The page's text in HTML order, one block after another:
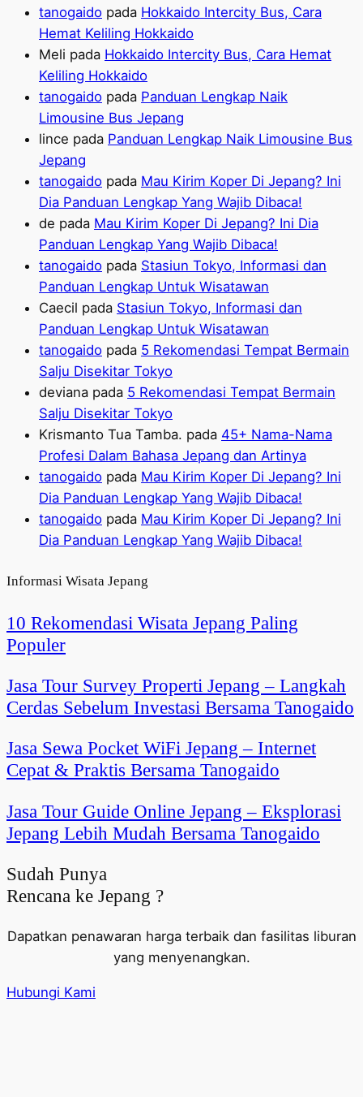
tanogaido pada Hokkaido Intercity Bus, Cara
Hemat Keliling Hokkaido
Meli pada Hokkaido Intercity Bus, Cara Hemat
Keliling Hokkaido
tanogaido pada Panduan Lengkap Naik
Limousine Bus Jepang
lince pada Panduan Lengkap Naik Limousine Bus
Jepang
tanogaido pada Mau Kirim Koper Di Jepang? Ini
Dia Panduan Lengkap Yang Wajib Dibaca!
de pada Mau Kirim Koper Di Jepang? Ini Dia
Panduan Lengkap Yang Wajib Dibaca!
tanogaido pada Stasiun Tokyo, Informasi dan
Panduan Lengkap Untuk Wisatawan
Caecil pada Stasiun Tokyo, Informasi dan
Panduan Lengkap Untuk Wisatawan
tanogaido pada 5 Rekomendasi Tempat Bermain
Salju Disekitar Tokyo
deviana pada 5 Rekomendasi Tempat Bermain
Salju Disekitar Tokyo
Krismanto Tua Tamba. pada 45+ Nama-Nama
Profesi Dalam Bahasa Jepang dan Artinya
tanogaido pada Mau Kirim Koper Di Jepang? Ini
Dia Panduan Lengkap Yang Wajib Dibaca!
tanogaido pada Mau Kirim Koper Di Jepang? Ini
Dia Panduan Lengkap Yang Wajib Dibaca!
Informasi Wisata Jepang
10 Rekomendasi Wisata Jepang Paling
Populer
Jasa Tour Survey Properti Jepang – Langkah
Cerdas Sebelum Investasi Bersama Tanogaido
Jasa Sewa Pocket WiFi Jepang – Internet
Cepat & Praktis Bersama Tanogaido
Jasa Tour Guide Online Jepang – Eksplorasi
Jepang Lebih Mudah Bersama Tanogaido
Sudah Punya
Rencana ke Jepang ?
Dapatkan penawaran harga terbaik dan fasilitas liburan
yang menyenangkan.
Hubungi Kami